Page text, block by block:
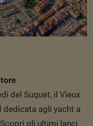
del Suquet, il Vieux
dedicata agli yacht a
gli ultimi lanci